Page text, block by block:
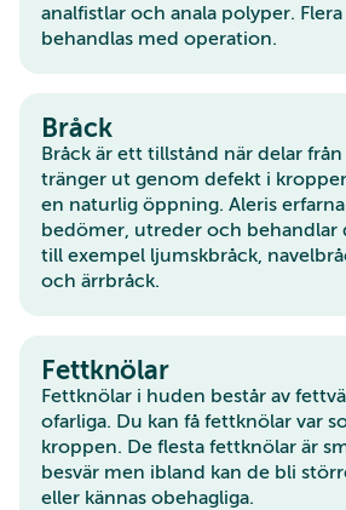
analfistlar och anala polyper. Flera
behandlas med operation.
Bråck
Bråck är ett tillstånd när delar
tränger ut genom defekt i
en naturlig öppning. Aleris
bedömer, utreder och behandlar
till exempel ljumskbråck,
och ärrbråck.
Fettknölar
Fettknölar i huden består av
ofarliga. Du kan få fettknölar var
kroppen. De flesta fettknölar är
besvär men ibland kan de bli
eller kännas obehagliga.